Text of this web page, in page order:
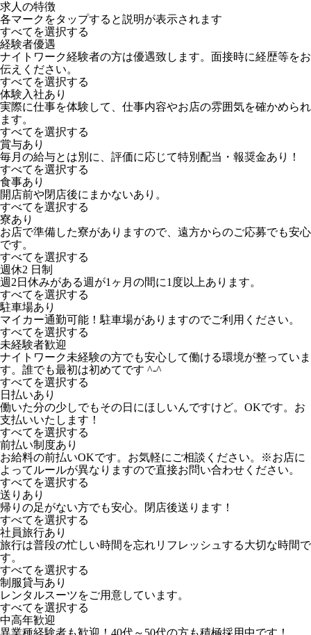
求人の特徴
各マークをタップすると説明が表示されます
すべてを選択する
経験者優遇
ナイトワーク経験者の方は優遇致します。面接時に経歴等をお
伝えください。
すべてを選択する
体験入社あり
実際に仕事を体験して、仕事内容やお店の雰囲気を確かめられ
ます。
すべてを選択する
賞与あり
毎月の給与とは別に、評価に応じて特別配当・報奨金あり！
すべてを選択する
食事あり
開店前や閉店後にまかないあり。
すべてを選択する
寮あり
お店で準備した寮がありますので、遠方からのご応募でも安心
です。
すべてを選択する
週休2 日制
週2日休みがある週が1ヶ月の間に1度以上あります。
すべてを選択する
駐車場あり
マイカー通勤可能！駐車場がありますのでご利用ください。
すべてを選択する
未経験者歓迎
ナイトワーク未経験の方でも安心して働ける環境が整っていま
す。誰でも最初は初めてです ^-^
すべてを選択する
日払いあり
働いた分の少しでもその日にほしいんですけど。OKです。お
支払いいたします！
すべてを選択する
前払い制度あり
お給料の前払いOKです。お気軽にご相談ください。※お店に
よってルールが異なりますので直接お問い合わせください。
すべてを選択する
送りあり
帰りの足がない方でも安心。閉店後送ります！
すべてを選択する
社員旅行あり
旅行は普段の忙しい時間を忘れリフレッシュする大切な時間で
す。
すべてを選択する
制服貸与あり
レンタルスーツをご用意しています。
すべてを選択する
中高年歓迎